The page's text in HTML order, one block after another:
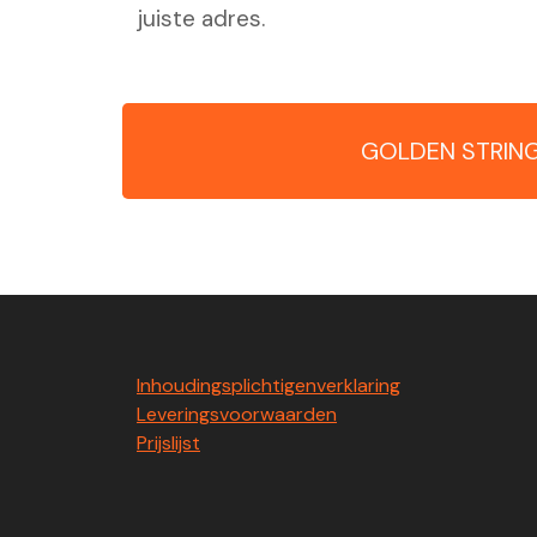
juiste adres.
GOLDEN
Inhoudingsplichtigenverklaring
Leveringsvoorwaarden
Prijslijst